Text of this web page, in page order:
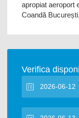
apropiat aeroport
Coandă
Verifica